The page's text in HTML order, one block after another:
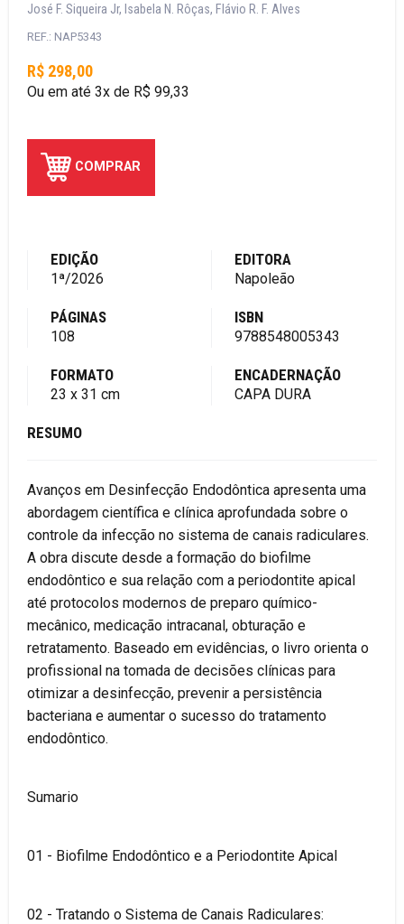
José F. Siqueira Jr, Isabela N. Rôças, Flávio R. F. Alves
REF.: NAP5343
R$ 298,00
Ou em até 3x de R$ 99,33
COMPRAR
EDIÇÃO
1ª/2026
EDITORA
Napoleão
PÁGINAS
108
ISBN
9788548005343
FORMATO
23 x 31 cm
ENCADERNAÇÃO
CAPA DURA
RESUMO
Avanços em Desinfecção Endodôntica apresenta uma
abordagem científica e clínica aprofundada sobre o
controle da infecção no sistema de canais radiculares.
A obra discute desde a formação do biofilme
endodôntico e sua relação com a periodontite apical
até protocolos modernos de preparo químico-
mecânico, medicação intracanal, obturação e
retratamento. Baseado em evidências, o livro orienta o
profissional na tomada de decisões clínicas para
otimizar a desinfecção, prevenir a persistência
bacteriana e aumentar o sucesso do tratamento
endodôntico.
Sumario
01 - Biofilme Endodôntico e a Periodontite Apical
02 - Tratando o Sistema de Canais Radiculares: